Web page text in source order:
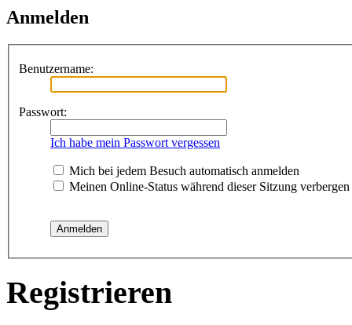
Anmelden
Benutzername:
Passwort:
Ich habe mein Passwort vergessen
Mich bei jedem Besuch automatisch anmelden
Meinen Online-Status während dieser Sitzung verbergen
Registrieren